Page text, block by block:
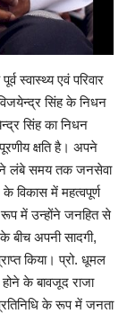
स्वास्थ्य एवं परिवार
सिंह के निधन
सिंह का निधन
क्षति है। अपने
ने लंबे समय तक जनसेवा
विकास में महत्वपूर्ण
रूप में उन्होंने जनहित से
बीच अपनी सादगी,
किया। प्रो. धूमल
के बावजूद राजा
के रूप में जनता